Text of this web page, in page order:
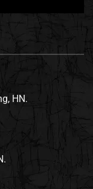
HN.